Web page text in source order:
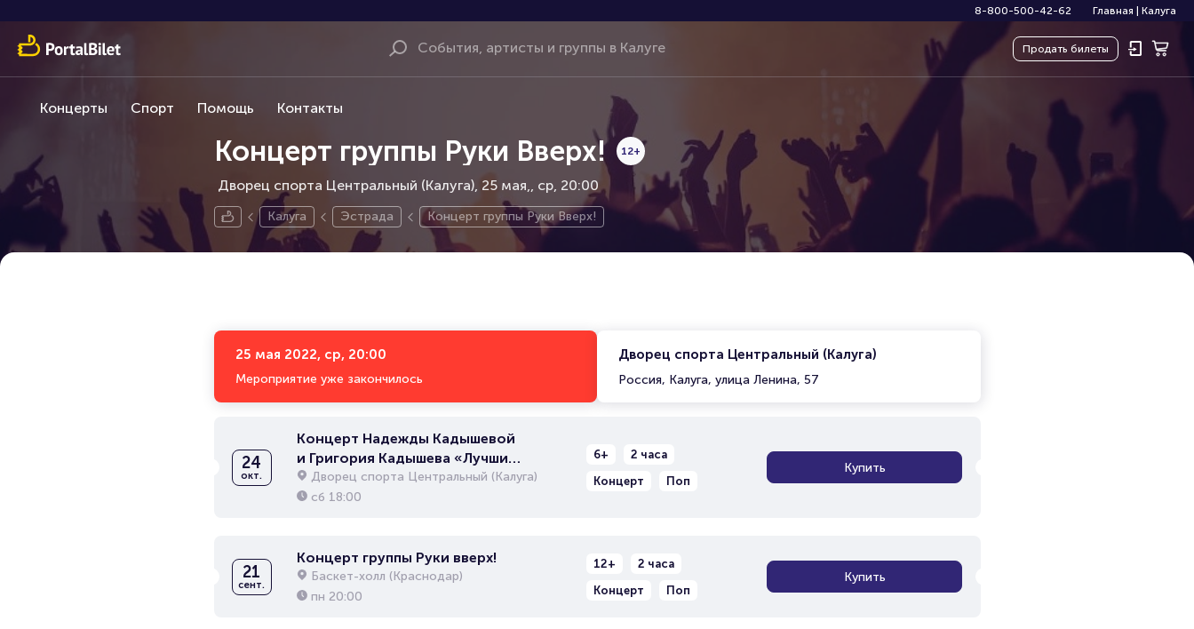
8-800-500-42-62 Главная Калуга
Продать билеты
Концерты Спорт Помощь Контакты
Концерт группы Руки Вверх!
Дворец спорта Центральный (Калуга), 25 мая,
12+
ср, 20:00
Калуга Эстрада Концерт группы Руки Вверх!
25 мая 2022, ср, 20:00
Мероприятие уже закончилось
Дворец спорта Центральный (Калуга)
Россия, Калуга, улица Ленина, 57
24
окт.
Концерт Надежды Кадышевой
и Григория Кадышева «Лучшие
песни»
Дворец спорта Центральный (Калуга)
сб 18:00
6+
2 часа
Концерт
Поп
Купить
21
сент.
Концерт группы Руки вверх!
Баскет-холл (Краснодар)
пн 20:00
12+
2 часа
Концерт
Поп
Купить